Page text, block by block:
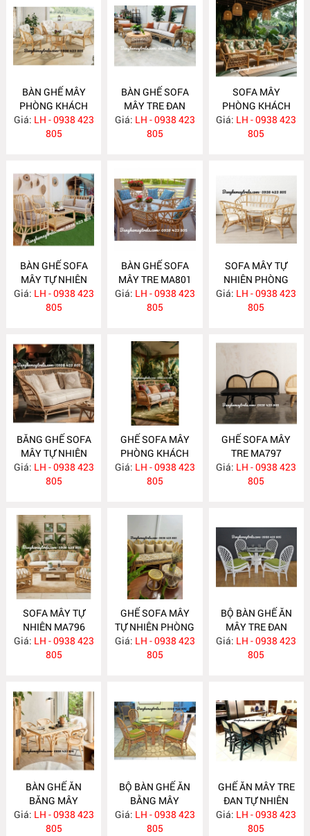
BÀN GHẾ MÂY
PHÒNG KHÁCH
NHỎ GỌN MA814
Giá: LH - 0938 423
805
BÀN GHẾ SOFA
MÂY TRE ĐAN
MA813
Giá: LH - 0938 423
805
SOFA MÂY
PHÒNG KHÁCH
MA812
Giá: LH - 0938 423
805
BÀN GHẾ SOFA
MÂY TỰ NHIÊN
PHÒNG KHÁCH
MA811
Giá: LH - 0938 423
805
BÀN GHẾ SOFA
MÂY TRE MA801
Giá: LH - 0938 423
805
SOFA MÂY TỰ
NHIÊN PHÒNG
KHÁCH MA800
Giá: LH - 0938 423
805
BĂNG GHẾ SOFA
MÂY TỰ NHIÊN
PHÒNG KHÁCH
MA799
Giá: LH - 0938 423
805
GHẾ SOFA MÂY
PHÒNG KHÁCH
MA798
Giá: LH - 0938 423
805
GHẾ SOFA MÂY
TRE MA797
Giá: LH - 0938 423
805
SOFA MÂY TỰ
NHIÊN MA796
Giá: LH - 0938 423
805
GHẾ SOFA MÂY
TỰ NHIÊN PHÒNG
KHÁCH MA795
Giá: LH - 0938 423
805
BỘ BÀN GHẾ ĂN
MÂY TRE ĐAN
MA784
Giá: LH - 0938 423
805
BÀN GHẾ ĂN
BĂNG MÂY
MA783
Giá: LH - 0938 423
805
BỘ BÀN GHẾ ĂN
BẰNG MÂY
MA782
Giá: LH - 0938 423
805
GHẾ ĂN MÂY TRE
ĐAN TỰ NHIÊN
MA781
Giá: LH - 0938 423
805